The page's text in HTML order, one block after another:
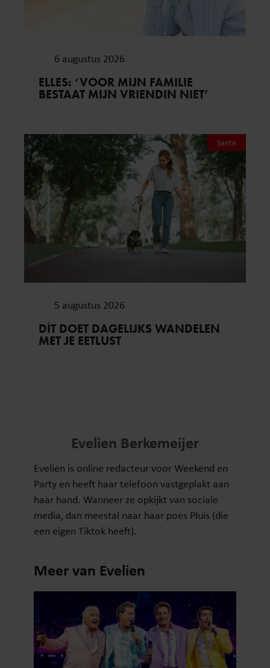
6 augustus 2026
ELLES: ‘VOOR MIJN FAMILIE
BESTAAT MIJN VRIENDIN NIET’
Sante
5 augustus 2026
DÍT DOET DAGELIJKS WANDELEN
MET JE EETLUST
Evelien Berkemeijer
Evelien is online redacteur voor Weekend en
Party en heeft haar telefoon vastgeplakt aan
haar hand. Wanneer ze opkijkt van sociale
media, dan meestal naar haar poes Pluis (die
een eigen Tiktok heeft).
Meer van Evelien